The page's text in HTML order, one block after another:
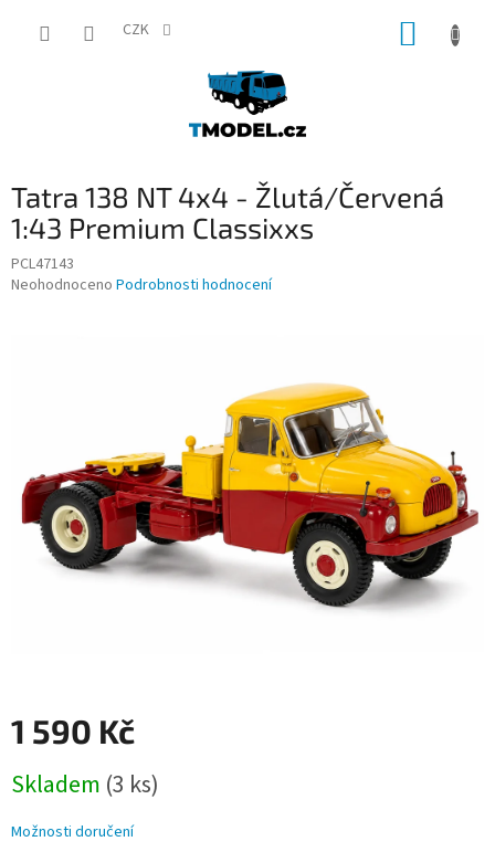
CZK
Tatra 138 NT 4x4 - Žlutá/Červená
1:43 Premium Classixxs
PCL47143
Průměrné
Neohodnoceno Podrobnosti hodnocení
1 590 Kč
cena:
Skladem (3 ks)
Možnosti doručení